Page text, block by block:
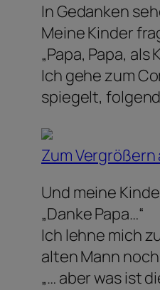
In Gedanken
Meine Kinder
„Papa, Papa,
Ich gehe zum
spiegelt,
Zum
Und meine
„Danke Papa…“
Ich lehne mich
alten Mann
„… aber was ist